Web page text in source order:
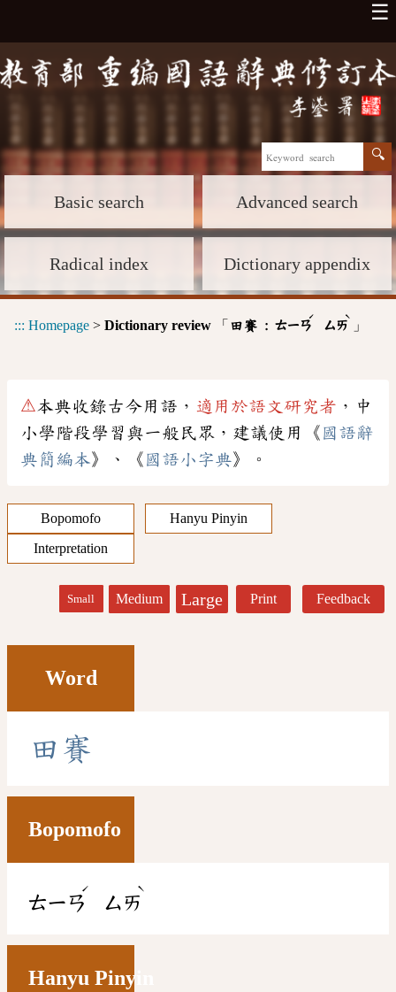
☰
Basic search Advanced search
Radical index Dictionary appendix
::: Homepage > Dictionary review 「 田賽 : ㄊㄧㄢ
ˊ
ㄙㄞ
ˋ
」
⚠本典收錄古今用語， 適用於語文研究者 ，中
小學階段學習與一般民眾，建議使用《 國語辭
典簡編本》、《 國語小字典》。
Bopomofo
Hanyu Pinyin
Interpretation
Small Medium Large Print Feedback
Word
田 賽
Bopomofo
ㄊㄧㄢ
ˊ
ㄙㄞ
ˋ
Hanyu Pinyin